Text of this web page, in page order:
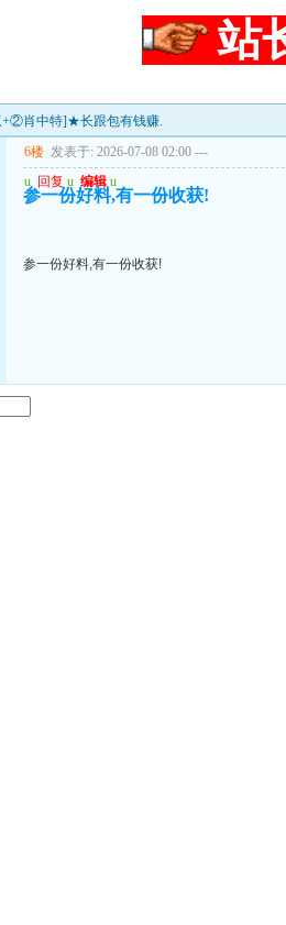
站
+②肖中特]★长跟包有钱赚.
6楼 发表于: 2026-07-08 02:00 ---
u 回复 u 编辑 u
参一份好料,有一份收获!
参一份好料,有一份收获!